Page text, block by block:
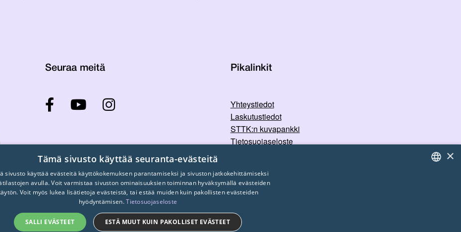
Seuraa meitä Pikalinkit
Yhteystiedot
Laskutustiedot
STTK:n kuvapankki
Tietosuojaseloste
© 2026 STTK. Made with ❤ byAvoin.Systems
×
Tämä sivusto käyttää seuranta-evästeitä
sivusto käyttää evästeitä käyttökokemuksen parantamiseksi ja sivuston jatkokehittämiseksi
avulla. Voit varmistaa sivuston ominaisuuksien toiminnan hyväksymällä evästeiden
Voit myös lukea lisätietoja evästeistä, tai estää muiden kuin pakollisten evästeiden
hyödyntämisen.Tietosuojaseloste
SALLI EVÄSTEET ESTÄ MUUT KUIN PAKOLLISET EVÄSTEET